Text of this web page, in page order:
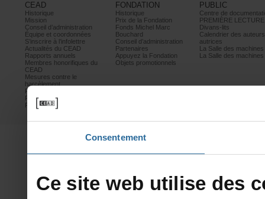
Consentement
CEAD
Historique
Mission
Conseild’administration
Équipeetcoordonnées
S’inscrireàl’infolettre
ActualitésduCEAD
Rapportsannuels
Membreshonorifiquesdu
CEAD
Mesurescontrele
harcèlement
Politiquedeconfidentialité
Prixetconcours
Partenaires
FONDATION
Historique
PrixdelaFondation
FondsMichelMarc
Bouchard
Conseild’administration
Partenaires
AppuyezlaFondation
Objetspromotionnels
PUBLIC
PREMIÈRELECTURE
Divans-lits
autrices